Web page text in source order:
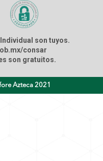
son tuyos.
consar
son gratuitos.
Azteca 2021